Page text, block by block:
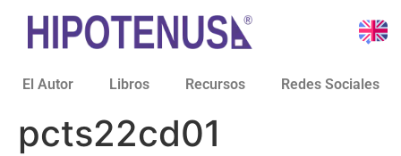
El Autor Libros Recursos Redes Sociales
pcts22cd01